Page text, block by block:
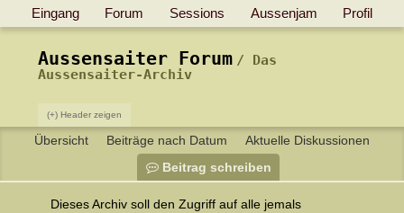
Eingang Forum Sessions Aussenjam Profil
Aussensaiter Forum
Das
Aussensaiter-Archiv
(+) Header zeigen
Übersicht Beiträge nach Datum
Aktuelle Diskussionen
Beitrag schreiben
Dieses Archiv soll den Zugriff auf alle jemals